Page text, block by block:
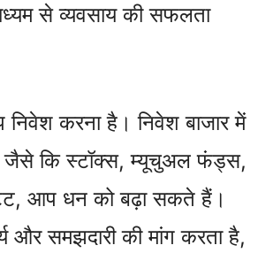
से व्यवसाय की सफलता
निवेश करना है। निवेश बाजार में
कि स्टॉक्स, म्यूचुअल फंड्स,
आप धन को बढ़ा सकते हैं।
और समझदारी की मांग करता है,